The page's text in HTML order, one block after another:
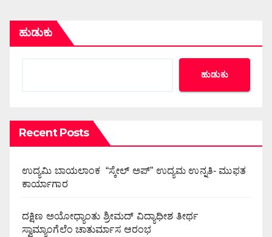
ಹುಡುಕು
ಹುಡುಕು
Recent Posts
ಉದ್ಯಮಿ ಬಾಯಲಾಂಕ “ಸ್ಕೇಲ್ ಅಪ್” ಉದ್ಯಮ ಉನ್ನತಿ- ಮುಫತ
ಕಾರ್ಯಾಗಾರ
ದಕ್ಷಿಣ ಅಯೋಧ್ಯಾಂತು ಶ್ರೀಮದ್ ವಿದ್ಯಾಧೀಶ ತೀರ್ಥ
ಸ್ವಾಮ್ಯಾಂಗೆಲೆಂ ಚಾತುರ್ಮಾಸ ಆರಂಭ